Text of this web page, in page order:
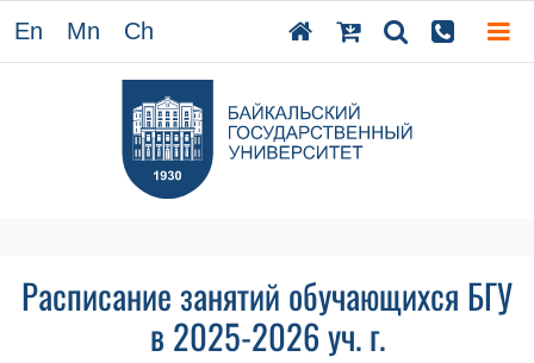
En Mn Ch
Расписание занятий обучающихся БГУ
в 2025-2026 уч. г.